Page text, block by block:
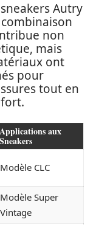
Autry
non
mais
ont
pour
tout en
Applications aux
Sneakers
Modèle CLC
Modèle Super
Vintage